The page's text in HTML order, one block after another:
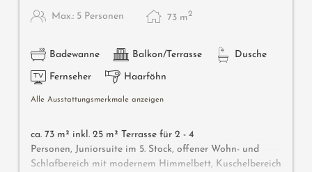
Max.: 5 Personen 73 m2
Badewanne Balkon/Terrasse Dusche
Fernseher Haarföhn
Alle Ausstattungsmerkmale anzeigen
ca. 73 m² inkl. 25 m² Terrasse für 2 - 4
Personen, Juniorsuite im 5. Stock, offener Wohn- und
Schlafbereich mit modernem Himmelbett, Kuschelbereich